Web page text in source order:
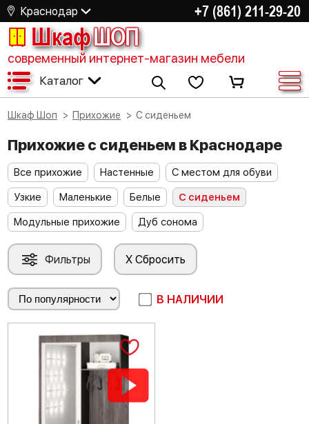
Краснодар +7 (861) 211-29-20
ШкафШОП
современный интернет-магазин мебели
Каталог
Шкаф Шоп Прихожие С сиденьем
Прихожие с сиденьем в Краснодаре
Все прихожие Настенные
С местом для обуви
Узкие
Маленькие Белые
С сиденьем
Модульные прихожие
Дуб сонома
Фильтры X Сбросить
В НАЛИЧИИ